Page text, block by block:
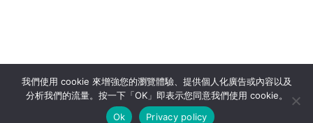
隱私政策 使用條款
seo公司|sem公司|網頁設計|網頁設計公司by isualsense
我們使用 cookie 來增強您的瀏覽體驗、提供個人化廣告或內容以及
分析我們的流量。按一下「OK」即表示您同意我們使用 cookie。
Ok
Privacy policy